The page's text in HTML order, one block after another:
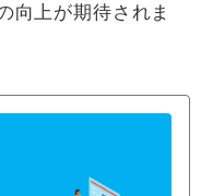
向上が期待されま